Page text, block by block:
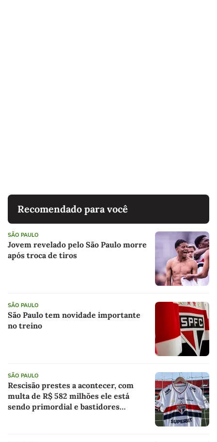
Recomendado para você
SÃO PAULO
Jovem revelado pelo São Paulo morre
após troca de tiros
SÃO PAULO
São Paulo tem novidade importante
no treino
SÃO PAULO
Rescisão prestes a acontecer, com
multa de R$ 582 milhões ele está
sendo primordial e bastidores